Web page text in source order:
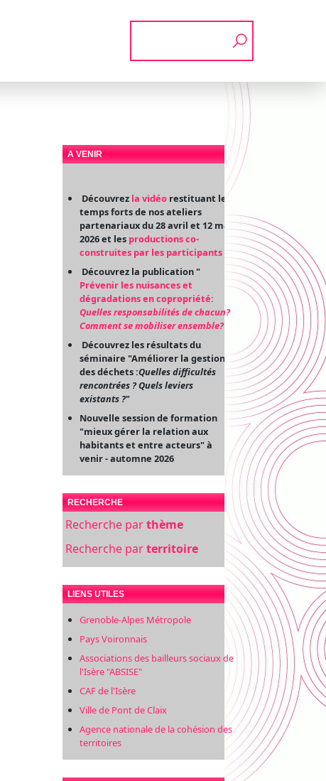
A VENIR
Découvrez la vidéo restituant les
temps forts de nos ateliers
partenariaux du 28 avril et 12 mai
2026 et les productions co-
construites par les participants
Découvrez la publication "
Prévenir les nuisances et
dégradations en copropriété:
Quelles responsabilités de chacun?
Comment se mobiliser ensemble?"
Découvrez les résultats du
séminaire "Améliorer la gestion
des déchets :Quelles difficultés
rencontrées ? Quels leviers
existants ?"
Nouvelle session de formation
"mieux gérer la relation aux
habitants et entre acteurs" à
venir - automne 2026
RECHERCHE
Recherche parthème
Recherche parterritoire
LIENS UTILES
Grenoble-Alpes Métropole
Pays Voironnais
Associations des bailleurs sociaux de
l'Isère "ABSISE"
CAF de l'Isère
Ville de Pont de Claix
Agence nationale de la cohésion des
territoires